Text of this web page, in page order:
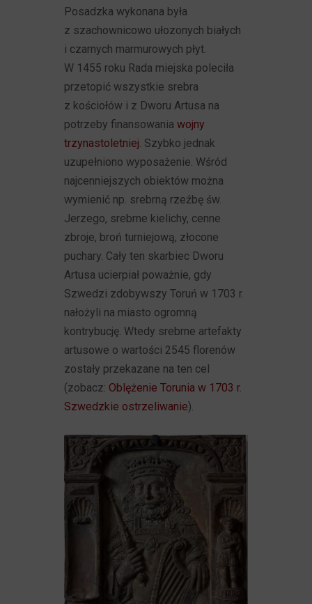
Posadzka wykonana była
z szachownicowo ułozonych białych
i czarnych marmurowych płyt.
W 1455 roku Rada miejska poleciła
przetopić wszystkie srebra
z kościołów i z Dworu Artusa na
potrzeby finansowaniawojny
trzynastoletniej. Szybko jednak
uzupełniono wyposażenie. Wśród
najcenniejszych obiektów można
wymienić np. srebrną rzeźbę św.
Jerzego, srebrne kielichy, cenne
zbroje, broń turniejową, złocone
puchary. Cały ten skarbiec Dworu
Artusa ucierpiał poważnie, gdy
Szwedzi zdobywszy Toruń w 1703 r.
nałożyli na miasto ogromną
kontrybucję. Wtedy srebrne artefakty
artusowe o wartości 2545 florenów
zostały przekazane na ten cel
(zobacz: Oblężenie Torunia w 1703 r.
Szwedzkie ostrzeliwanie).